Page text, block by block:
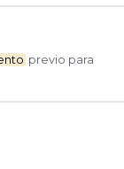
previo para